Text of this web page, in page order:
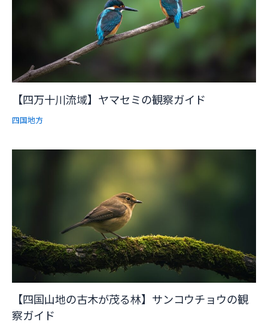
【四万十川流域】ヤマセミの観察ガイド
四国地方
【四国山地の古木が茂る林】サンコウチョウの観
察ガイド